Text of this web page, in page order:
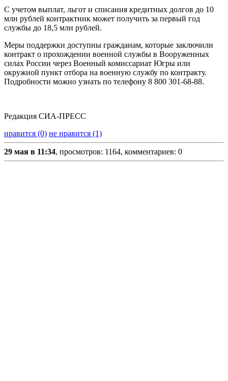
С учетом выплат, льгот и списания кредитных долгов до 10
млн рублей контрактник может получить за первый год
службы до 18,5 млн рублей.
Меры поддержки доступны гражданам, которые заключили
контракт о прохождении военной службы в Вооруженных
силах России через Военный комиссариат Югры или
окружной пункт отбора на военную службу по контракту.
Подробности можно узнать по телефону 8 800 301-68-88.
Редакция СИА-ПРЕСС
нравится (0) не нравится (1)
29 мая в 11:34, просмотров: 1164, комментариев: 0